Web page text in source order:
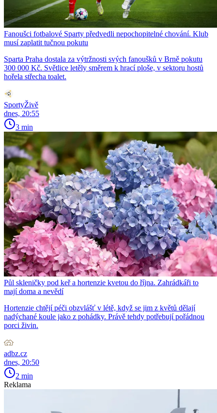
Fanoušci fotbalové Sparty předvedli nepochopitelné chování. Klub
musí zaplatit tučnou pokutu
Sparta Praha dostala za výtržnosti svých fanoušků v Brně pokutu
300 000 Kč. Světlice letěly směrem k hrací ploše, v sektoru hostů
hořela střecha toalet.
SportyŽivě
dnes, 20:55
3 min
Půl skleničky pod keř a hortenzie kvetou do října. Zahrádkáři to
mají doma a nevědí
Hortenzie chtějí péči obzvlášť v létě, když se jim z květů dělají
nadýchané koule jako z pohádky. Právě tehdy potřebují pořádnou
porci živin.
adbz.cz
dnes, 20:50
2 min
Reklama